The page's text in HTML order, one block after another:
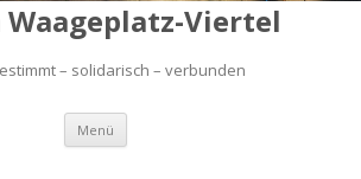
Waageplatz-Viertel
– solidarisch – verbunden
Menü Springe
Inhalt